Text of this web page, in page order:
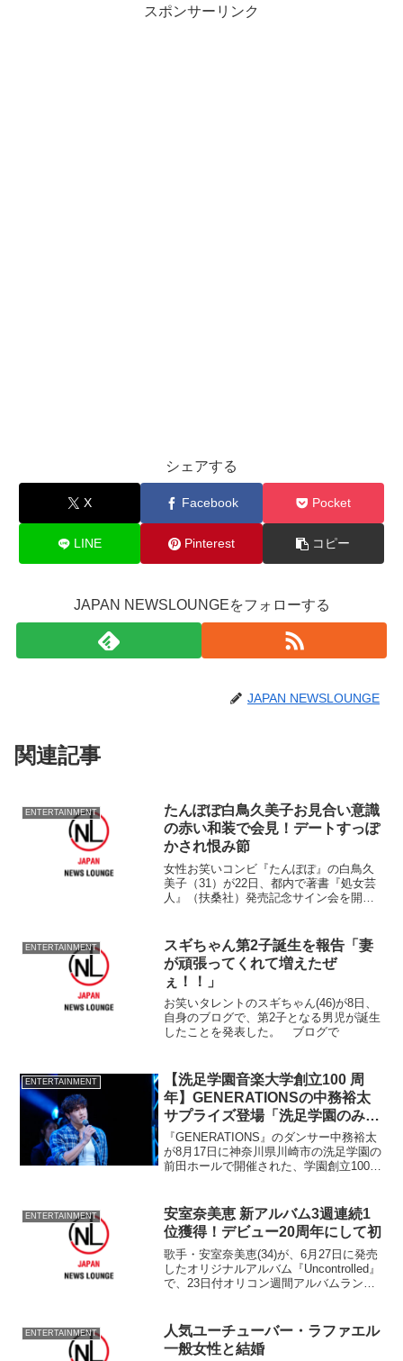
スポンサーリンク
シェアする
X Facebook Pocket
LINE Pinterest コピー
JAPAN NEWSLOUNGEをフォローする
JAPAN NEWSLOUNGE
関連記事
ENTERTAINMENT
たんぽぽ白鳥久美子お見合い意識
の赤い和装で会見！デートすっぽ
かされ恨み節
女性お笑いコンビ『たんぽぽ』の白鳥久
美子（31）が22日、都内で著書『処女芸
人』（扶桑社）発売記念サイン会を開い
連続テレビ小説『梅ちゃん先生』などに
出演し近年めざまし...
ENTERTAINMENT
スギちゃん第2子誕生を報告「妻
が頑張ってくれて増えたぜ
ぇ！！」
お笑いタレントのスギちゃん(46)が8日、
自身のブログで、第2子となる男児が誕生
したことを発表した。 ブログで
ENTERTAINMENT
【洗足学園音楽大学創立100 周
年】GENERATIONSの中務裕太
サプライズ登場「洗足学園のみな
さんと出会ってこれから…」
『GENERATIONS』のダンサー中務裕太
が8月17日に神奈川県川崎市の洗足学園の
前田ホールで開催された、学園創立100
FESTIVAL」にサプライズ登場した。
ENTERTAINMENT
安室奈美恵 新アルバム3週連続1
位獲得！デビュー20周年にして初
歌手・安室奈美恵(34)が、6月27日に発売
したオリジナルアルバム『Uncontrolled』
で、23日付オリコン週間アルバムランキ
では、07年『PARTY』が2週...
ENTERTAINMENT
人気ユーチューバー・ラファエル
一般女性と結婚